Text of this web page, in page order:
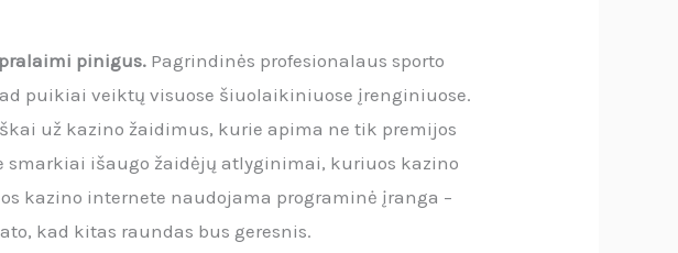
pinigus. Pagrindinės profesionalaus sporto
puikiai veiktų visuose šiuolaikiniuose įrenginiuose.
už kazino žaidimus, kurie apima ne tik premijos
smarkiai išaugo žaidėjų atlyginimai, kuriuos kazino
kazino internete naudojama programinė įranga –
kad kitas raundas bus geresnis.